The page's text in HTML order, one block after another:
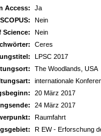
Access:
Ja
Nein
Science:
Nein
Ceres
LPSC 2017
The Woodlands, USA
internationale
20 März 2017
24 März 2017
Raumfahrt
R EW - Erforschung